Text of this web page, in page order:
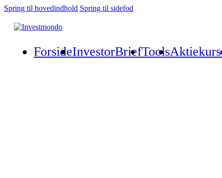
Spring til hovedindhold Spring til sidefod
ForsideInvestorBriefTools